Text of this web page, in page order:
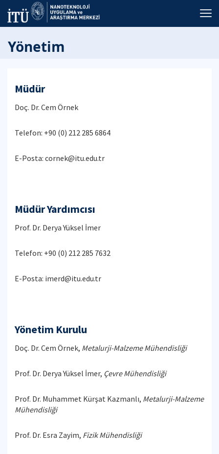
Yönetim
Müdür
Doç. Dr. Cem Örnek
Telefon: +90 (0) 212 285 6864
E-Posta: cornek@itu.edu.tr
Müdür Yardımcısı
Prof. Dr. Derya Yüksel İmer
Telefon: +90 (0) 212 285 7632
E-Posta: imerd@itu.edu.tr
Yönetim Kurulu
Doç. Dr. Cem Örnek, Metalurji-Malzeme Mühendisliği
Prof. Dr. Derya Yüksel İmer, Çevre Mühendisliği
Prof. Dr. Muhammet Kürşat Kazmanlı, Metalurji-Malzeme
Mühendisliği
Prof. Dr. Esra Zayim, Fizik Mühendisliği